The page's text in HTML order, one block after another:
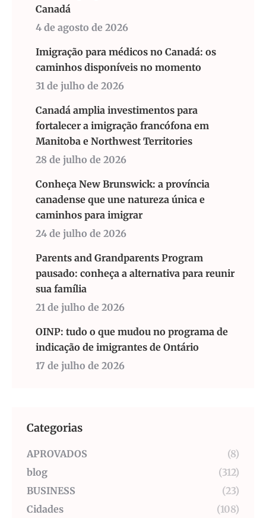
Canadá
4 de agosto de 2026
Imigração para médicos no Canadá: os
caminhos disponíveis no momento
31 de julho de 2026
Canadá amplia investimentos para
fortalecer a imigração francófona em
Manitoba e Northwest Territories
28 de julho de 2026
Conheça New Brunswick: a província
canadense que une natureza única e
caminhos para imigrar
24 de julho de 2026
Parents and Grandparents Program
pausado: conheça a alternativa para reunir
sua família
21 de julho de 2026
OINP: tudo o que mudou no programa de
indicação de imigrantes de Ontário
17 de julho de 2026
Categorias
APROVADOS
(8)
blog
(312)
BUSINESS
(23)
Cidades
(108)